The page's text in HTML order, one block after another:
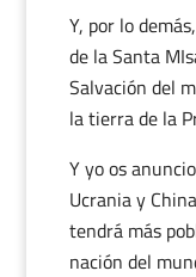
Y, por lo
de la Santa
Salvación del
la tierra de la
Y yo os
Ucrania y
tendrá más
nación del